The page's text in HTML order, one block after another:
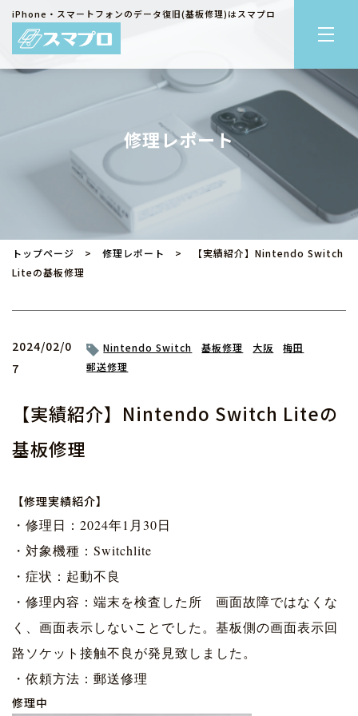
iPhone・スマートフォンのデータ復旧(基板修理)はスマプロ
修理レポート
トップページ > 修理レポート
> 【実績紹介】Nintendo Switch
Liteの基板修理
2024/02/0
7
Nintendo Switch 基板修理 大阪
梅田
郵送修理
【実績紹介】Nintendo Switch Liteの
基板修理
【修理実績紹介】
・修理日：2024年1月30日
・対象機種：Switchlite
・症状：起動不良
・修理内容：端末を検査した所 画面故障ではなくな
く、画面表示しないことでした。基板側の画面表示回
路ソケット接触不良が発見致しました。
・依頼方法：郵送修理
修理中